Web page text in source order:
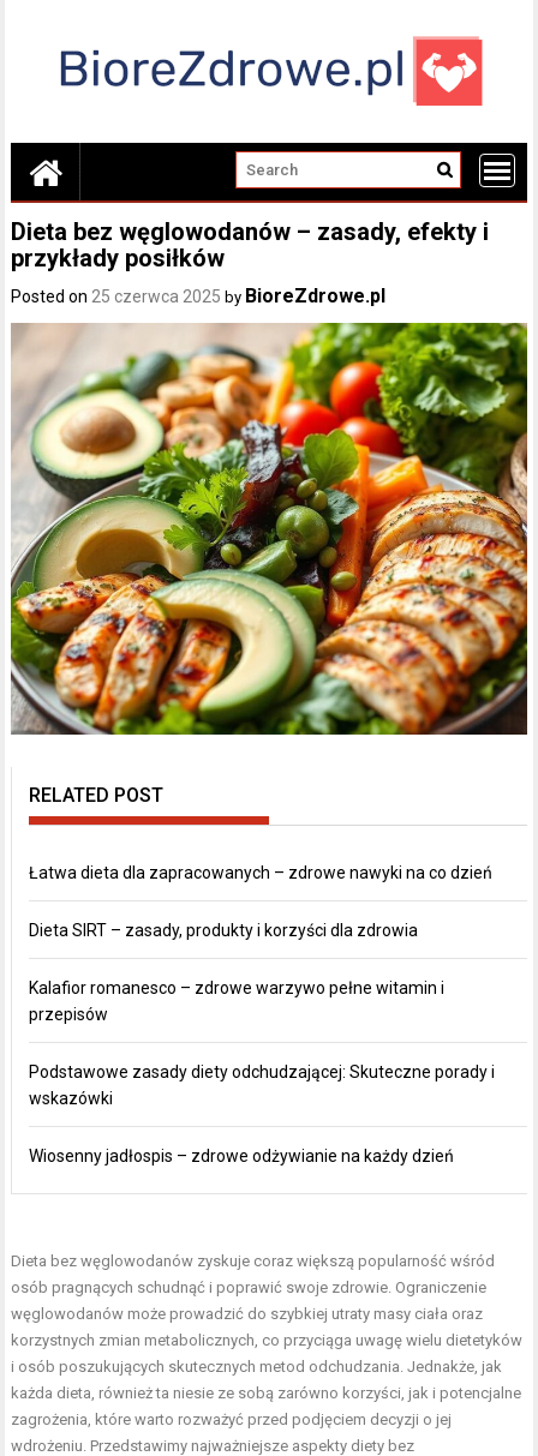
Dieta bez węglowodanów – zasady, efekty i
przykłady posiłków
Posted on 25 czerwca 2025 by BioreZdrowe.pl
RELATED POST
Łatwa dieta dla zapracowanych – zdrowe nawyki na co dzień
Dieta SIRT – zasady, produkty i korzyści dla zdrowia
Kalafior romanesco – zdrowe warzywo pełne witamin i
przepisów
Podstawowe zasady diety odchudzającej: Skuteczne porady i
wskazówki
Wiosenny jadłospis – zdrowe odżywianie na każdy dzień
Dieta bez węglowodanów zyskuje coraz większą popularność wśród
osób pragnących schudnąć i poprawić swoje zdrowie. Ograniczenie
węglowodanów może prowadzić do szybkiej utraty masy ciała oraz
korzystnych zmian metabolicznych, co przyciąga uwagę wielu dietetyków
i osób poszukujących skutecznych metod odchudzania. Jednakże, jak
każda dieta, również ta niesie ze sobą zarówno korzyści, jak i potencjalne
zagrożenia, które warto rozważyć przed podjęciem decyzji o jej
wdrożeniu. Przedstawimy najważniejsze aspekty diety bez